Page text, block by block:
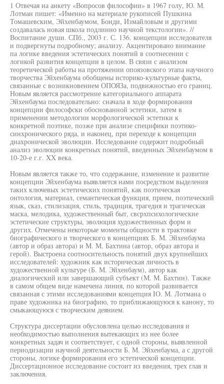
1 Отвечая на анкету «Вопросов философии» в 1967 голу, Ю. М.
Лотман пишет: «Именно на материале рукописей Пушкина
Томашевским, Эйхенбаумом, Бонди, Измайловым и другими
создавалась новая школа подлинно научной текстологии». //
Воспитание души. СПб., 2003 г. С. 136. концепции исследователя
и подвергнуты подробному; анализу. Акцентировано внимание
па логике введения эстетических понятий в соотнесении с
логикой развития концепции в целом. В связи с анализом
теоретической работы на протяжении опоязовского этапа научного
творчества Эйхенбаума обобщены историко-культурные факты,
связанные с возникновением ОПОЯЗа, подвижностью его границ.
Новым является рассмотрение категориального аппарата
Эйхенбаума последовательно: сначала в ходе формирования
концепции философски обоснованной эстетики, затем в
применении методологии морфологической эстетики к
конкретной поэтике, позже при анализе специфики поэтико-
синхронического ряда, и наконец, при переходе к концепции
диахронической эволюции. Исследование содержит подробный
анализ эволюции конкретных понятий, введенных Эйхенбаумом в
10-20-е г.г. XX века.
Новым является также то, что содержание, изменение и развитие
концепции Эйхенбаума выявляется нами посредством выделения
таких ключевых эстетических понятий, как поэтическая
онтология, материал, семантическая функция, прием, поэтический
язык, сказ, стилизация, стиль, традиция, трагедия и трагическая
маска, мелодика, художественный быт, свсрхпсихологические
эстетические структуры, эволюция художественных форм и
других. Отмечены некоторые моменты общности в трактовке
биографического и творческого в концепциях Б. М. Эйхенбаума
(автор и образ автора) и М. М. Бахтина (автор, образ автора и
герой). Выстроена соотносительность понятий двух крупнейших
исследователей: художник как историческая личность в
художественной культуре (Б. М. Эйхенбаум), автор как
диалогический или завершающий субъект (М. М. Бахтин). Также
в самом общем виде намечена линия, по которой развивается
связанная с этими исследованиями концепция IO. М. Лотмана о
праве художника на биографию, то приближающуюся к канону, то
смыкающуюся с творческим деянием.
Структура диссертации обусловлена целью исследования и
необходимостью выполнения вытекающих из нее более
конкретных задач и соответствует, с одной стороны, выявленной
периодизации научной деятельности Б. М. Эйхенбаума, а с другой
стороны, логике формирования его эстетической концепции.
Диссертационное исследование состоит из введения, трех глав и
заключения.